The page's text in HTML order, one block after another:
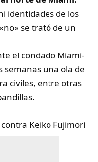
identidades de los
se trató de un
el condado Miami-
semanas una ola de
civiles, entre otras
Keiko Fujimori